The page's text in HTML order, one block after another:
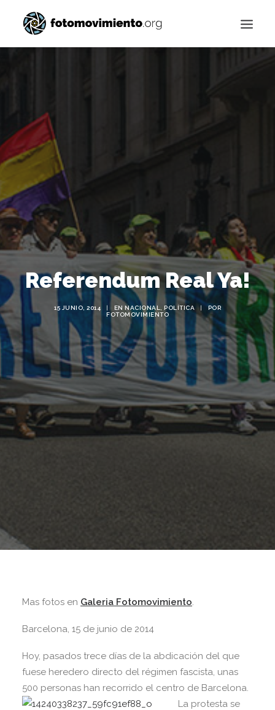
Buscar
Referendum Real Ya!
15 JUNIO, 2014 | EN NACIONAL POLÍTICA |
POR
FOTOMOVIMIENTO
Mas fotos en Galeria Fotomovimiento.
Barcelona, 15 de junio de 2014
Hoy, pasados trece días de la abdicación del que
fuese heredero directo del régimen fascista, unas
500 personas han recorrido el centro de Barcelona.
La protesta se